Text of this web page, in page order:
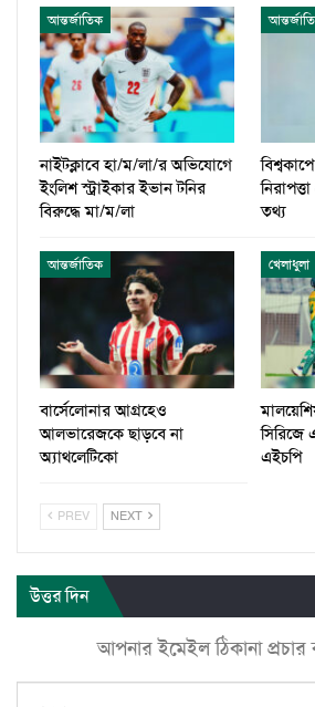
আন্তর্জাতিক
নাইটক্লাবে হা/ম/লা/র অভিযোগে
ইংলিশ স্ট্রাইকার ইভান টনির
বিরুদ্ধে মা/ম/লা
তথ্য
আন্তর্জাতিক
বার্সেলোনার আগ্রহেও
আলভারেজকে ছাড়বে না
অ্যাথলেটিকো
খেলাধুলা
সিরিজে
এইচপি
PREV NEXT
উত্তর দিন
আপনার ইমেইল ঠিকানা প্রচার